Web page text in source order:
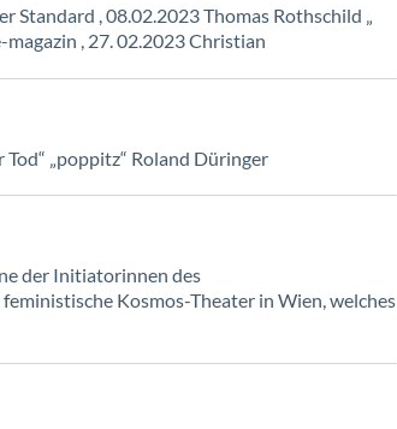
Standard , 08.02.2023 Thomas Rothschild „
magazin , 27. 02.2023 Christian
Tod“ „poppitz“ Roland Düringer
der Initiatorinnen des
Kosmos-Theater in Wien, welches